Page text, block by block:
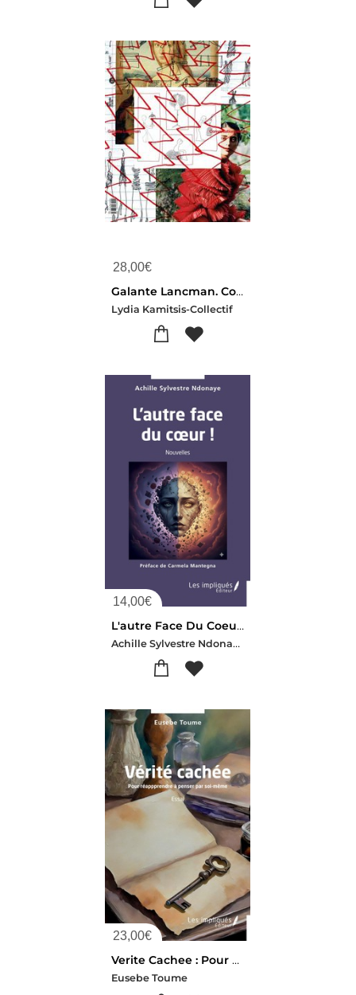
28,00€
Galante Lancman. Conversation Pieces
Lydia Kamitsis-Collectif
14,00€
L'autre Face Du Coeur !
Achille Sylvestre Ndonaye
23,00€
Verite Cachee : Pour Reapprendre A Penser Par Soi-meme
Eusebe Toume